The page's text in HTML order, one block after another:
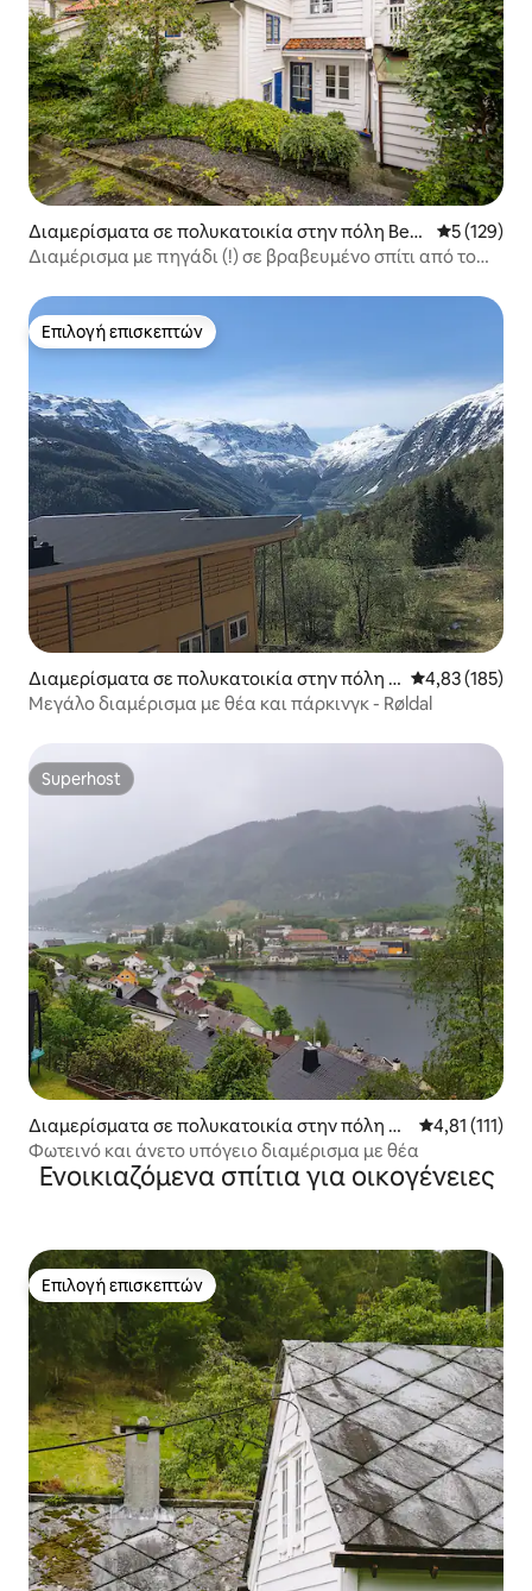
Διαμερίσματα σε πολυκατοικία στην πόλη Berg
enhus
Μέση
5 (129)
Διαμέρισμα με πηγάδι (!) σε βραβευμένο σπίτι από το
Επιλογή επισκεπτών
Επιλογή επισκεπτών
Διαμερίσματα σε πολυκατοικία στην πόλη U
llensvang
Μέση
4,83 (185)
Μεγάλο διαμέρισμα με θέα και πάρκινγκ - Røldal
Superhost
Superhost
Διαμερίσματα σε πολυκατοικία στην πόλη Kv
am
Μέση
4,81 (111)
Φωτεινό και άνετο υπόγειο διαμέρισμα με θέα
Ενοικιαζόμενα σπίτια για οικογένειες
Επιλογή επισκεπτών
Επιλογή επισκεπτών